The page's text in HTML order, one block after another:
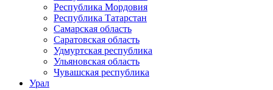
Республика Мордовия
Республика Татарстан
Самарская область
Саратовская область
Удмуртская республика
Ульяновская область
Чувашская республика
Урал